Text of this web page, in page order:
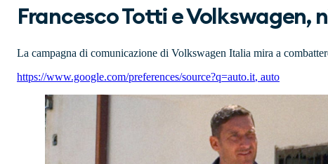
Francesco Totti e
La campagna di comunicazione di Volkswagen Italia mira a
https://www.google.com/preferences/source?q=auto.it, auto